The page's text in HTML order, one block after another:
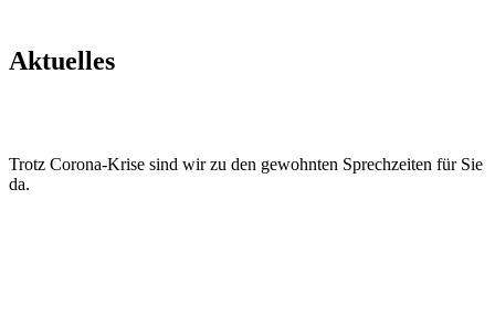
Aktuelles
Trotz Corona-Krise sind wir zu den gewohnten Sprechzeiten für Sie
da.